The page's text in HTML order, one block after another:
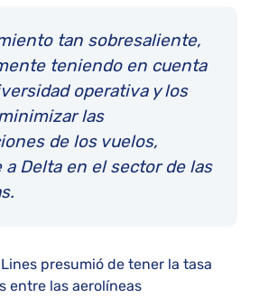
tan sobresaliente,
teniendo en cuenta
operativa y los
las
de los vuelos,
a Delta en el sector de las
presumió de tener la tasa
entre las aerolíneas